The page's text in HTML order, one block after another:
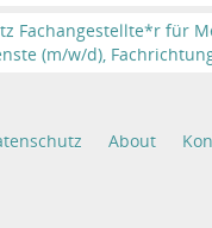
Fachangestellte*r für
(m/w/d),
About